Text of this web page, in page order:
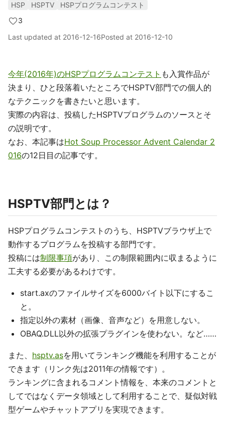
HSP HSPTV
HSPプログラムコンテスト
3
Last updated at 2016-12-16Posted at 2016-12-10
今年(2016年)のHSPプログラムコンテスト も入賞作品が
決まり、ひと段落着いたところでHSPTV部門での個人的
なテクニックを書きたいと思います。
実際の内容は、投稿したHSPTVプログラムのソースとそ
の説明です。
なお、本記事はHot Soup Processor Advent Calendar 2
016の12日目の記事です。
HSPTV部門とは？
HSPプログラムコンテストのうち、HSPTVブラウザ上で
動作するプログラムを投稿する部門です。
投稿には制限事項があり、この制限範囲内に収まるように
工夫する必要があるわけです。
start.axのファイルサイズを6000バイト以下にするこ
と。
指定以外の素材（画像、音声など）を用意しない。
OBAQ.DLL以外の拡張プラグインを使わない。など……
また、 hsptv.asを用いてランキング機能を利用することが
できます（リンク先は2011年の情報です）。
ランキングに含まれるコメント情報を、本来のコメントと
してではなくデータ領域として利用することで、疑似対戦
型ゲームやチャットアプリを実現できます。